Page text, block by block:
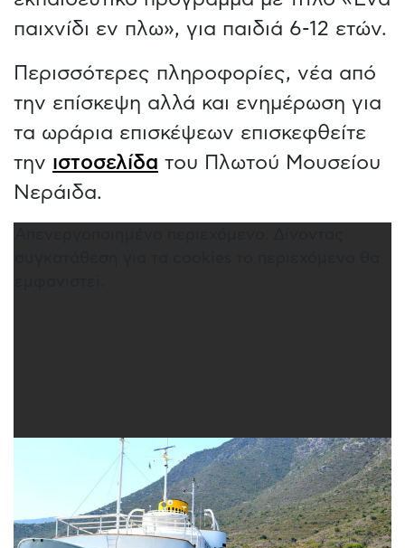
παιχνίδι εν πλω», για παιδιά 6-12 ετών.
Περισσότερες πληροφορίες, νέα από
την επίσκεψη αλλά και ενημέρωση για
τα ωράρια επισκέψεων επισκεφθείτε
την ιστοσελίδα του Πλωτού Μουσείου
Νεράιδα.